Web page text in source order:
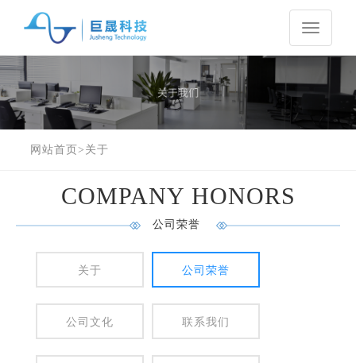
Toggle
网站首页> 关于
COMPANY HONORS
公司荣誉
关于 公司荣誉
公司文化 联系我们